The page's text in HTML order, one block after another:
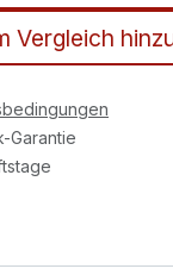
Vergleich
Garantie